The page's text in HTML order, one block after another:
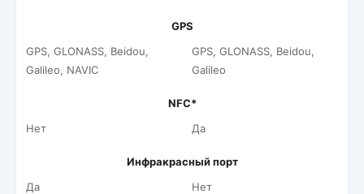
GPS
GPS, GLONASS, Beidou,
Galileo, NAVIC
GPS, GLONASS, Beidou,
Galileo
NFC*
Нет
Да
Инфракрасный порт
Да
Нет